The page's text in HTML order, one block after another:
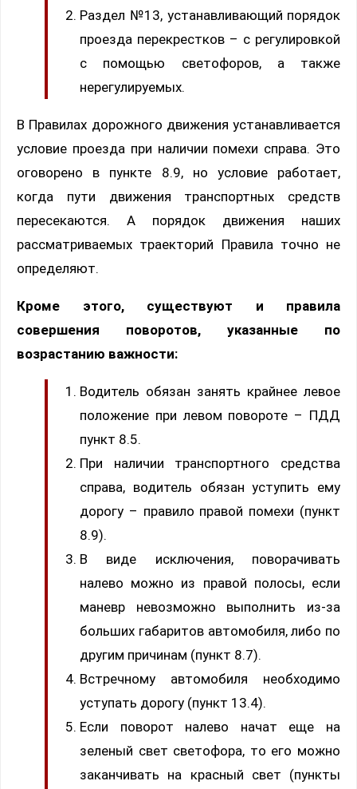
Раздел №13, устанавливающий порядок
проезда перекрестков – с регулировкой
с помощью светофоров, а также
нерегулируемых.
В Правилах дорожного движения устанавливается
условие проезда при наличии помехи справа. Это
оговорено в пункте 8.9, но условие работает,
когда пути движения транспортных средств
пересекаются. А порядок движения наших
рассматриваемых траекторий Правила точно не
определяют.
Кроме этого, существуют и правила
совершения поворотов, указанные по
возрастанию важности:
Водитель обязан занять крайнее левое
положение при левом повороте – ПДД
пункт 8.5.
При наличии транспортного средства
справа, водитель обязан уступить ему
дорогу – правило правой помехи (пункт
8.9).
В виде исключения, поворачивать
налево можно из правой полосы, если
маневр невозможно выполнить из-за
больших габаритов автомобиля, либо по
другим причинам (пункт 8.7).
Встречному автомобиля необходимо
уступать дорогу (пункт 13.4).
Если поворот налево начат еще на
зеленый свет светофора, то его можно
заканчивать на красный свет (пункты